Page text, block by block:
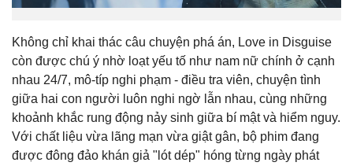
Không chỉ khai thác câu chuyện phá án, Love in Disguise
còn được chú ý nhờ loạt yếu tố như nam nữ chính ở cạnh
nhau 24/7, mô-típ nghi phạm - điều tra viên, chuyện tình
giữa hai con người luôn nghi ngờ lẫn nhau, cùng những
khoảnh khắc rung động nảy sinh giữa bí mật và hiểm nguy.
Với chất liệu vừa lãng mạn vừa giật gân, bộ phim đang
được đông đảo khán giả "lót dép" hóng từng ngày phát